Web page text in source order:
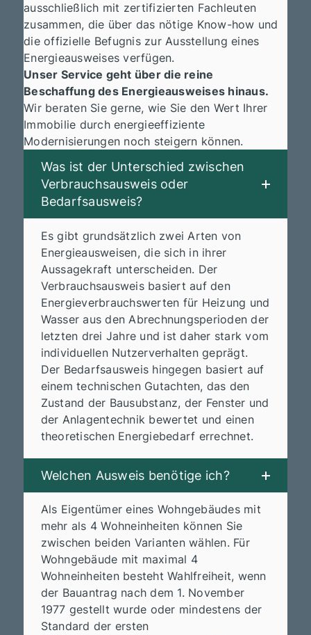
ausschließlich mit zertifizierten Fachleuten
zusammen, die über das nötige Know-how und
die offizielle Befugnis zur Ausstellung eines
Energieausweises verfügen.
Unser Service geht über die reine
Beschaffung des Energieausweises hinaus.
Wir beraten Sie gerne, wie Sie den Wert Ihrer
Immobilie durch energieeffiziente
Modernisierungen noch steigern können.
Was ist der Unterschied zwischen
Verbrauchsausweis oder
Bedarfsausweis?
Es gibt grundsätzlich zwei Arten von
Energieausweisen, die sich in ihrer
Aussagekraft unterscheiden. Der
Verbrauchsausweis basiert auf den
Energieverbrauchswerten für Heizung und
Wasser aus den Abrechnungsperioden der
letzten drei Jahre und ist daher stark vom
individuellen Nutzerverhalten geprägt.
Der Bedarfsausweis hingegen basiert auf
einem technischen Gutachten, das den
Zustand der Bausubstanz, der Fenster und
der Anlagentechnik bewertet und einen
theoretischen Energiebedarf errechnet.
Welchen Ausweis benötige ich?
Als Eigentümer eines Wohngebäudes mit
mehr als 4 Wohneinheiten können Sie
zwischen beiden Varianten wählen. Für
Wohngebäude mit maximal 4
Wohneinheiten besteht Wahlfreiheit, wenn
der Bauantrag nach dem 1. November
1977 gestellt wurde oder mindestens der
Standard der ersten